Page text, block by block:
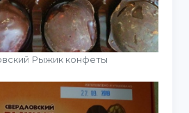
Рыжик конфеты